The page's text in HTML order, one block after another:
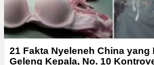
21 Fakta Nyeleneh China yang
Geleng Kepala, No. 10